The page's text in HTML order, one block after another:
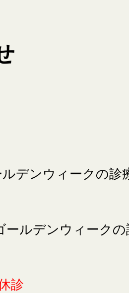
デンウィークの診
ルデンウィークの
診